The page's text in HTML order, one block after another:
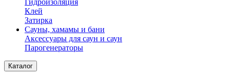
Гидроизоляция
Клей
Затирка
Сауны, хамамы и бани
Аксессуары для саун и саун
Парогенераторы
Каталог